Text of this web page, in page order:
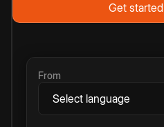
Get
From